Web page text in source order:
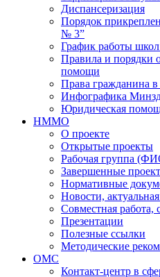
Диспансеризация
Порядок
№ 3”
График работы школ
Правила и порядки
помощи
Права гражданина в
Инфографика
Юридическая
НММО
О проекте
Открытые проекты
Рабочая группа
Завершенные
Нормативные
Новости,
Совместная
Презентации
Полезные ссылки
Методические
ОМС
Контакт-центр в